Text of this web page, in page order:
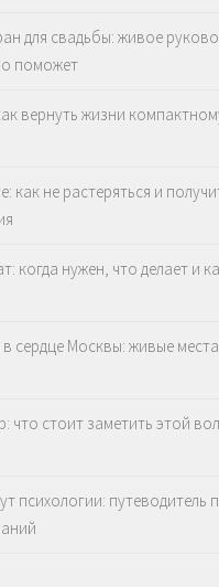
для свадьбы: живое
поможет
вернуть жизни
как не растеряться и
когда нужен, что делает и
в сердце Москвы: живые
что стоит заметить этой
психологии: путеводитель